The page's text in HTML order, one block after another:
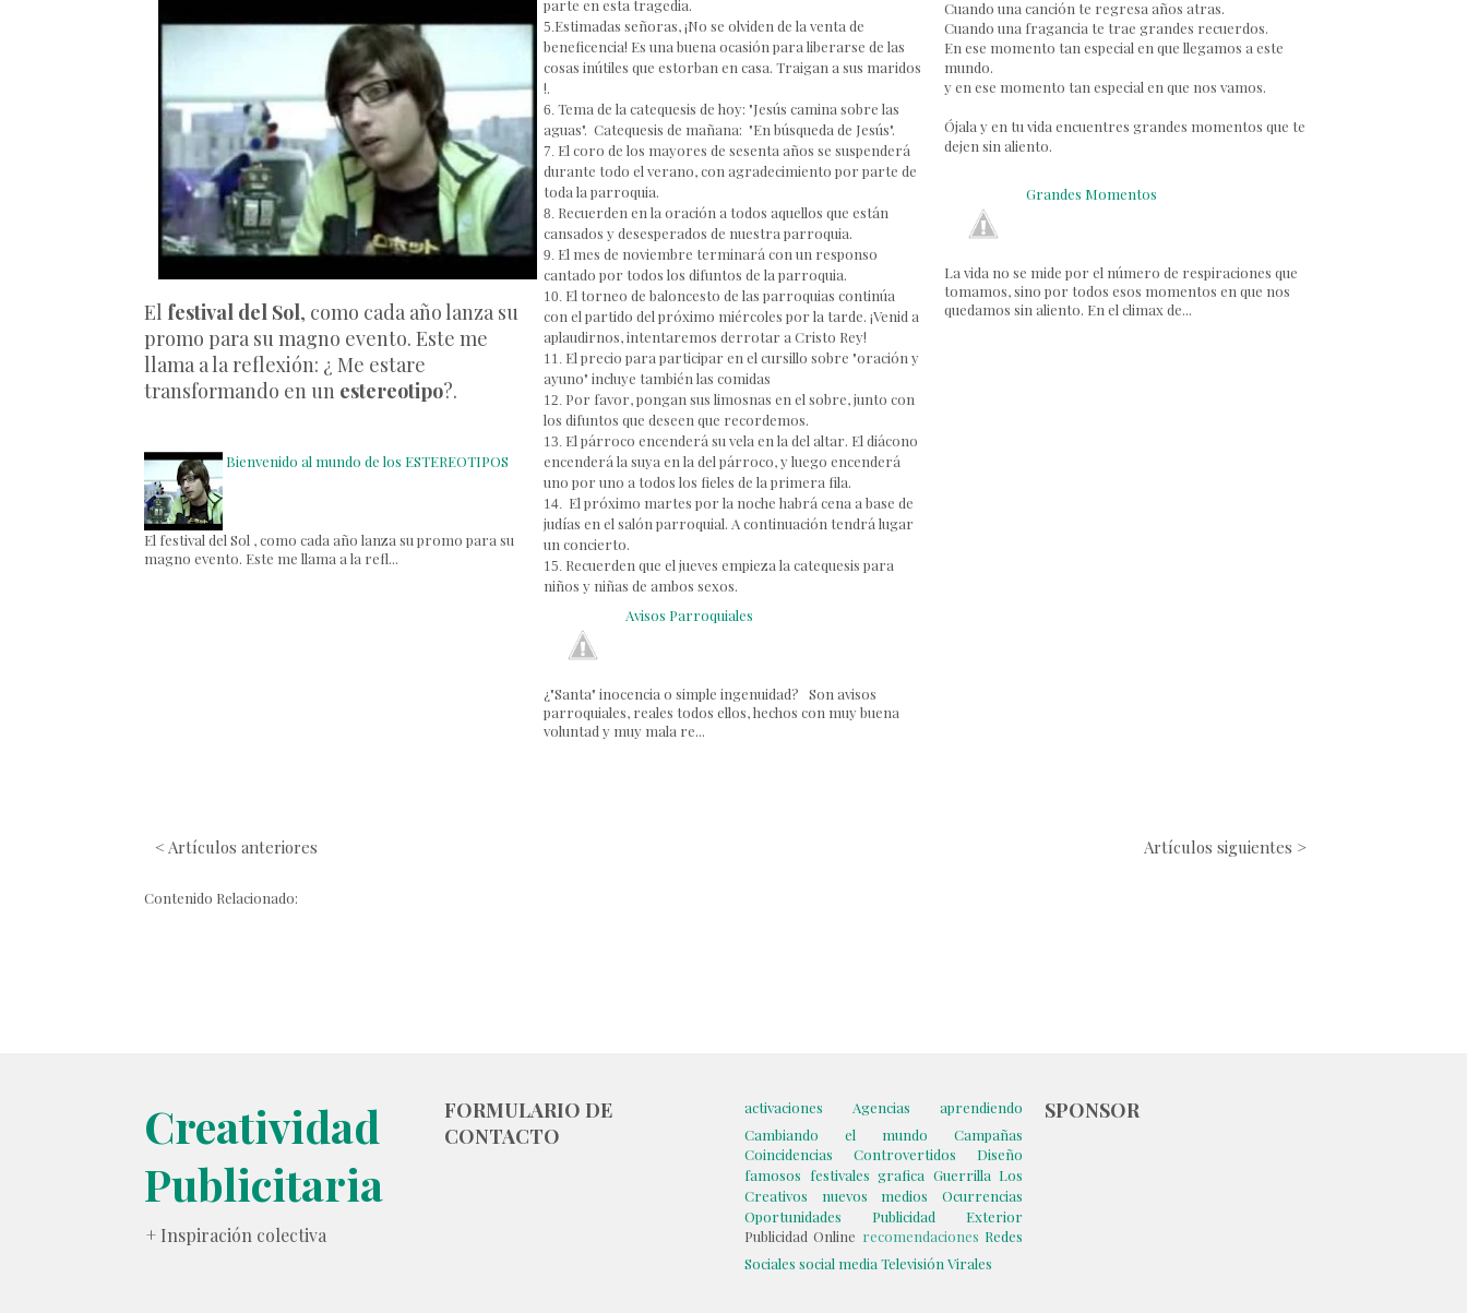
parte en esta tragedia.
5.Estimadas señoras, ¡No se olviden de la venta de
beneficencia! Es una buena ocasión para liberarse de las
cosas inútiles que estorban en casa. Traigan a sus maridos
!.
6. Tema de la catequesis de hoy: "Jesús camina sobre las
aguas". Catequesis de mañana: "En búsqueda de Jesús".
7. El coro de los mayores de sesenta años se suspenderá
durante todo el verano, con agradecimiento por parte de
toda la parroquia.
8. Recuerden en la oración a todos aquellos que están
cansados y desesperados de nuestra parroquia.
9. El mes de noviembre terminará con un responso
cantado por todos los difuntos de la parroquia.
10. El torneo de baloncesto de las parroquias continúa
con el partido del próximo miércoles por la tarde. ¡Venid a
aplaudirnos, intentaremos derrotar a Cristo Rey!
11. El precio para participar en el cursillo sobre "oración y
ayuno" incluye también las comidas
12. Por favor, pongan sus limosnas en el sobre, junto con
los difuntos que deseen que recordemos.
13. El párroco encenderá su vela en la del altar. El diácono
encenderá la suya en la del párroco, y luego encenderá
uno por uno a todos los fieles de la primera fila.
14. El próximo martes por la noche habrá cena a base de
judías en el salón parroquial. A continuación tendrá lugar
un concierto.
15. Recuerden que el jueves empieza la catequesis para
niños y niñas de ambos sexos.
Avisos Parroquiales
¿"Santa" inocencia o simple ingenuidad? Son avisos
parroquiales, reales todos ellos, hechos con muy buena
voluntad y muy mala re...
Cuando una canción te regresa años atras.
Cuando una fragancia te trae grandes recuerdos.
En ese momento tan especial en que llegamos a este
mundo.
y en ese momento tan especial en que nos vamos.
Ójala y en tu vida encuentres grandes momentos que te
dejen sin aliento.
Grandes Momentos
La vida no se mide por el número de respiraciones que
tomamos, sino por todos esos momentos en que nos
quedamos sin aliento. En el climax de...
El festival del Sol, como cada año lanza su
promo para su magno evento. Este me
llama a la reflexión: ¿ Me estare
transformando en un estereotipo?.
Bienvenido al mundo de los ESTEREOTIPOS
El festival del Sol , como cada año lanza su promo para su
magno evento. Este me llama a la refl...
Artículos siguientes >
< Artículos anteriores
Contenido Relacionado:
Creatividad
Publicitaria
+ Inspiración colectiva
FORMULARIO DE
CONTACTO
activaciones Agencias
aprendiendo
Cambiando el mundo
Campañas
Coincidencias
Controvertidos
Diseño
famosos festivales grafica Guerrilla Los
Creativos
nuevos medios
Ocurrencias
Oportunidades
Publicidad Exterior
Publicidad Online recomendaciones Redes
Sociales social media Televisión Virales
SPONSOR